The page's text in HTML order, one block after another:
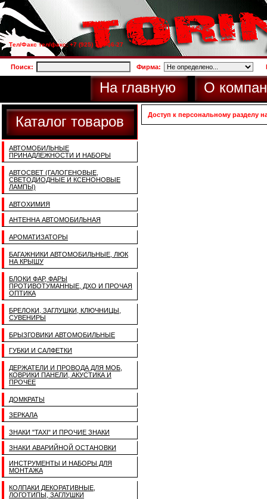
Тел/Факс тел/факс: +7 (925) 733-66-27
Поиск: Фирма:
На главную О
Каталог товаров
АВТОМОБИЛЬНЫЕ
ПРИНАДЛЕЖНОСТИ И НАБОРЫ
АВТОСВЕТ (ГАЛОГЕНОВЫЕ,
СВЕТОДИОДНЫЕ И КСЕНОНОВЫЕ
ЛАМПЫ)
АВТОХИМИЯ
АНТЕННА АВТОМОБИЛЬНАЯ
АРОМАТИЗАТОРЫ
БАГАЖНИКИ АВТОМОБИЛЬНЫЕ, ЛЮК
НА КРЫШУ
БЛОКИ ФАР, ФАРЫ
ПРОТИВОТУМАННЫЕ, ДХО И ПРОЧАЯ
ОПТИКА
БРЕЛОКИ, ЗАГЛУШКИ, КЛЮЧНИЦЫ,
СУВЕНИРЫ
БРЫЗГОВИКИ АВТОМОБИЛЬНЫЕ
ГУБКИ И САЛФЕТКИ
ДЕРЖАТЕЛИ И ПРОВОДА ДЛЯ МОБ,
КОВРИКИ ПАНЕЛИ, АКУСТИКА И
ПРОЧЕЕ
ДОМКРАТЫ
ЗЕРКАЛА
ЗНАКИ "TAXI" И ПРОЧИЕ ЗНАКИ
ЗНАКИ АВАРИЙНОЙ ОСТАНОВКИ
ИНСТРУМЕНТЫ И НАБОРЫ ДЛЯ
МОНТАЖА
КОЛПАКИ ДЕКОРАТИВНЫЕ,
ЛОГОТИПЫ, ЗАГЛУШКИ
Доступ к персональному разделу